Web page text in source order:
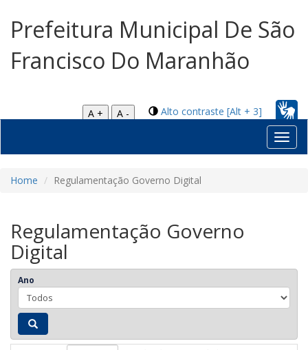
Prefeitura Municipal De São
Francisco Do Maranhão
Alto contraste [Alt + 3]
A +
A -
Home Regulamentação Governo Digital
Regulamentação Governo
Digital
Ano